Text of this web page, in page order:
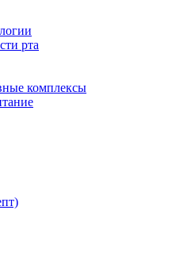
рта
комплексы